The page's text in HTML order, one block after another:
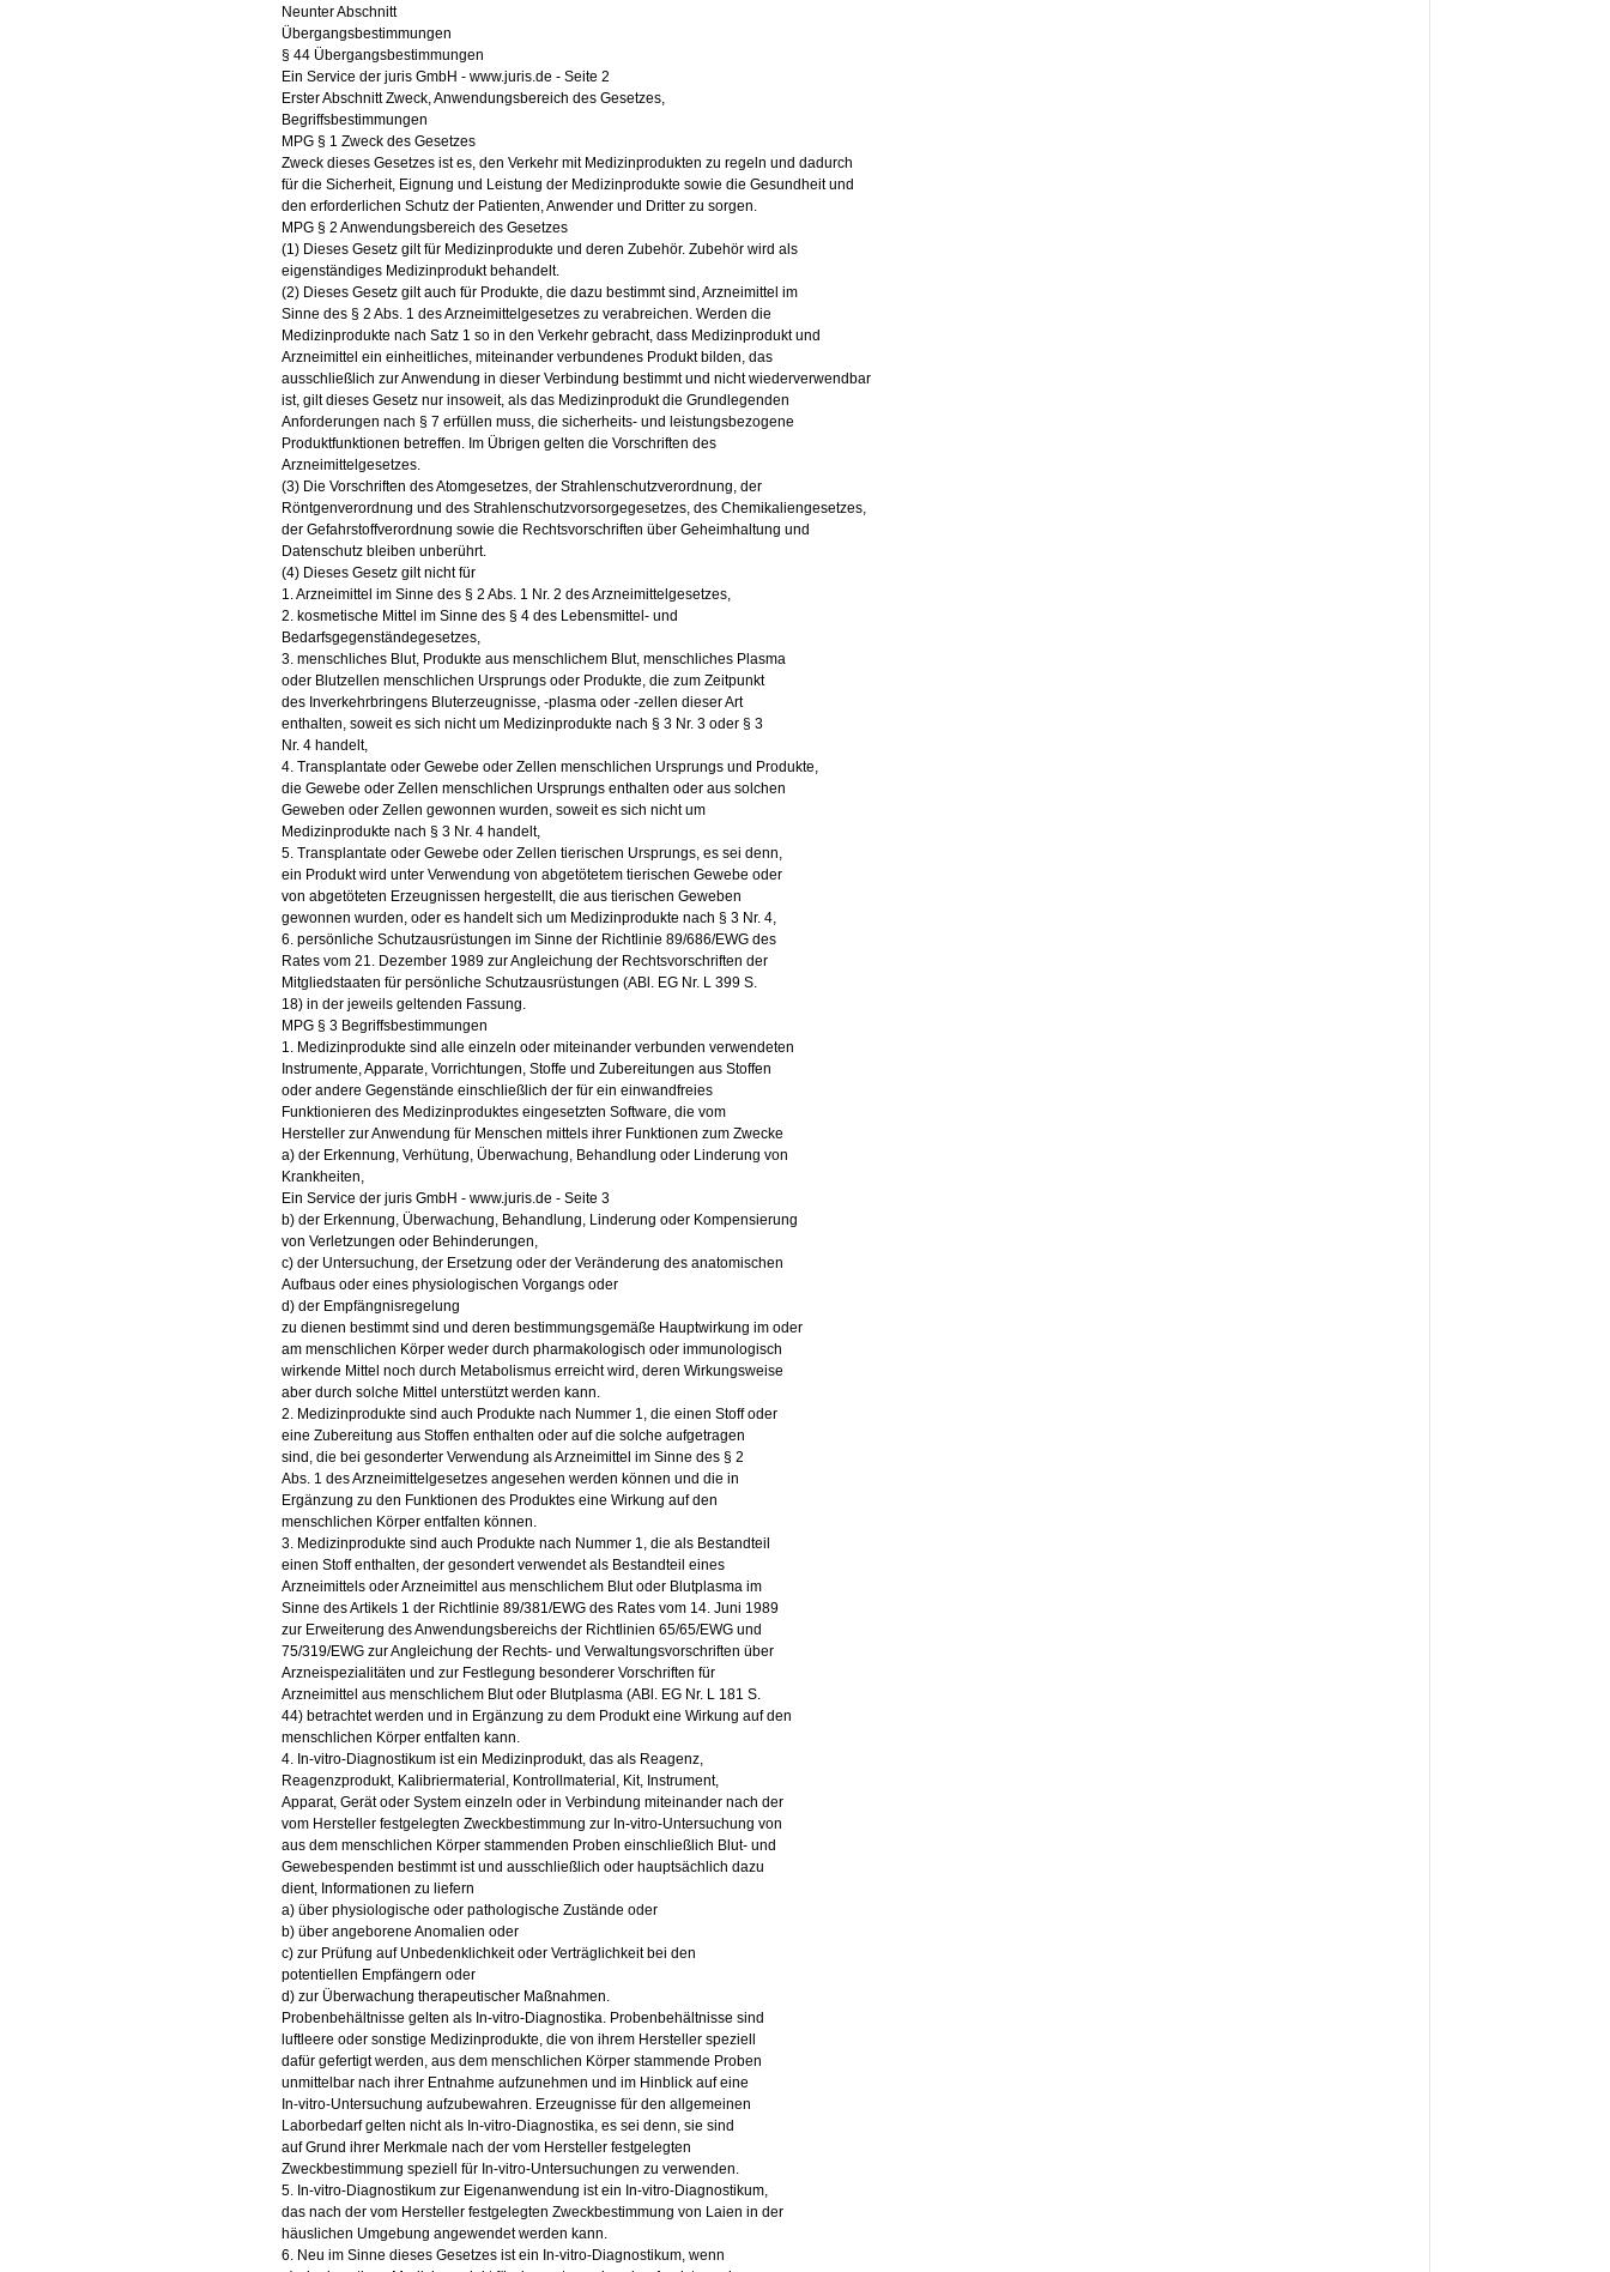
Neunter Abschnitt
Übergangsbestimmungen
§ 44 Übergangsbestimmungen
Ein Service der juris GmbH - www.juris.de - Seite 2
Erster Abschnitt Zweck, Anwendungsbereich des Gesetzes,
Begriffsbestimmungen
MPG § 1 Zweck des Gesetzes
Zweck dieses Gesetzes ist es, den Verkehr mit Medizinprodukten zu regeln und dadurch
für die Sicherheit, Eignung und Leistung der Medizinprodukte sowie die Gesundheit und
den erforderlichen Schutz der Patienten, Anwender und Dritter zu sorgen.
MPG § 2 Anwendungsbereich des Gesetzes
(1) Dieses Gesetz gilt für Medizinprodukte und deren Zubehör. Zubehör wird als
eigenständiges Medizinprodukt behandelt.
(2) Dieses Gesetz gilt auch für Produkte, die dazu bestimmt sind, Arzneimittel im
Sinne des § 2 Abs. 1 des Arzneimittelgesetzes zu verabreichen. Werden die
Medizinprodukte nach Satz 1 so in den Verkehr gebracht, dass Medizinprodukt und
Arzneimittel ein einheitliches, miteinander verbundenes Produkt bilden, das
ausschließlich zur Anwendung in dieser Verbindung bestimmt und nicht wiederverwendbar
ist, gilt dieses Gesetz nur insoweit, als das Medizinprodukt die Grundlegenden
Anforderungen nach § 7 erfüllen muss, die sicherheits- und leistungsbezogene
Produktfunktionen betreffen. Im Übrigen gelten die Vorschriften des
Arzneimittelgesetzes.
(3) Die Vorschriften des Atomgesetzes, der Strahlenschutzverordnung, der
Röntgenverordnung und des Strahlenschutzvorsorgegesetzes, des Chemikaliengesetzes,
der Gefahrstoffverordnung sowie die Rechtsvorschriften über Geheimhaltung und
Datenschutz bleiben unberührt.
(4) Dieses Gesetz gilt nicht für
1. Arzneimittel im Sinne des § 2 Abs. 1 Nr. 2 des Arzneimittelgesetzes,
2. kosmetische Mittel im Sinne des § 4 des Lebensmittel- und
Bedarfsgegenständegesetzes,
3. menschliches Blut, Produkte aus menschlichem Blut, menschliches Plasma
oder Blutzellen menschlichen Ursprungs oder Produkte, die zum Zeitpunkt
des Inverkehrbringens Bluterzeugnisse, -plasma oder -zellen dieser Art
enthalten, soweit es sich nicht um Medizinprodukte nach § 3 Nr. 3 oder § 3
Nr. 4 handelt,
4. Transplantate oder Gewebe oder Zellen menschlichen Ursprungs und Produkte,
die Gewebe oder Zellen menschlichen Ursprungs enthalten oder aus solchen
Geweben oder Zellen gewonnen wurden, soweit es sich nicht um
Medizinprodukte nach § 3 Nr. 4 handelt,
5. Transplantate oder Gewebe oder Zellen tierischen Ursprungs, es sei denn,
ein Produkt wird unter Verwendung von abgetötetem tierischen Gewebe oder
von abgetöteten Erzeugnissen hergestellt, die aus tierischen Geweben
gewonnen wurden, oder es handelt sich um Medizinprodukte nach § 3 Nr. 4,
6. persönliche Schutzausrüstungen im Sinne der Richtlinie 89/686/EWG des
Rates vom 21. Dezember 1989 zur Angleichung der Rechtsvorschriften der
Mitgliedstaaten für persönliche Schutzausrüstungen (ABl. EG Nr. L 399 S.
18) in der jeweils geltenden Fassung.
MPG § 3 Begriffsbestimmungen
1. Medizinprodukte sind alle einzeln oder miteinander verbunden verwendeten
Instrumente, Apparate, Vorrichtungen, Stoffe und Zubereitungen aus Stoffen
oder andere Gegenstände einschließlich der für ein einwandfreies
Funktionieren des Medizinproduktes eingesetzten Software, die vom
Hersteller zur Anwendung für Menschen mittels ihrer Funktionen zum Zwecke
a) der Erkennung, Verhütung, Überwachung, Behandlung oder Linderung von
Krankheiten,
Ein Service der juris GmbH - www.juris.de - Seite 3
b) der Erkennung, Überwachung, Behandlung, Linderung oder Kompensierung
von Verletzungen oder Behinderungen,
c) der Untersuchung, der Ersetzung oder der Veränderung des anatomischen
Aufbaus oder eines physiologischen Vorgangs oder
d) der Empfängnisregelung
zu dienen bestimmt sind und deren bestimmungsgemäße Hauptwirkung im oder
am menschlichen Körper weder durch pharmakologisch oder immunologisch
wirkende Mittel noch durch Metabolismus erreicht wird, deren Wirkungsweise
aber durch solche Mittel unterstützt werden kann.
2. Medizinprodukte sind auch Produkte nach Nummer 1, die einen Stoff oder
eine Zubereitung aus Stoffen enthalten oder auf die solche aufgetragen
sind, die bei gesonderter Verwendung als Arzneimittel im Sinne des § 2
Abs. 1 des Arzneimittelgesetzes angesehen werden können und die in
Ergänzung zu den Funktionen des Produktes eine Wirkung auf den
menschlichen Körper entfalten können.
3. Medizinprodukte sind auch Produkte nach Nummer 1, die als Bestandteil
einen Stoff enthalten, der gesondert verwendet als Bestandteil eines
Arzneimittels oder Arzneimittel aus menschlichem Blut oder Blutplasma im
Sinne des Artikels 1 der Richtlinie 89/381/EWG des Rates vom 14. Juni 1989
zur Erweiterung des Anwendungsbereichs der Richtlinien 65/65/EWG und
75/319/EWG zur Angleichung der Rechts- und Verwaltungsvorschriften über
Arzneispezialitäten und zur Festlegung besonderer Vorschriften für
Arzneimittel aus menschlichem Blut oder Blutplasma (ABl. EG Nr. L 181 S.
44) betrachtet werden und in Ergänzung zu dem Produkt eine Wirkung auf den
menschlichen Körper entfalten kann.
4. In-vitro-Diagnostikum ist ein Medizinprodukt, das als Reagenz,
Reagenzprodukt, Kalibriermaterial, Kontrollmaterial, Kit, Instrument,
Apparat, Gerät oder System einzeln oder in Verbindung miteinander nach der
vom Hersteller festgelegten Zweckbestimmung zur In-vitro-Untersuchung von
aus dem menschlichen Körper stammenden Proben einschließlich Blut- und
Gewebespenden bestimmt ist und ausschließlich oder hauptsächlich dazu
dient, Informationen zu liefern
a) über physiologische oder pathologische Zustände oder
b) über angeborene Anomalien oder
c) zur Prüfung auf Unbedenklichkeit oder Verträglichkeit bei den
potentiellen Empfängern oder
d) zur Überwachung therapeutischer Maßnahmen.
Probenbehältnisse gelten als In-vitro-Diagnostika. Probenbehältnisse sind
luftleere oder sonstige Medizinprodukte, die von ihrem Hersteller speziell
dafür gefertigt werden, aus dem menschlichen Körper stammende Proben
unmittelbar nach ihrer Entnahme aufzunehmen und im Hinblick auf eine
In-vitro-Untersuchung aufzubewahren. Erzeugnisse für den allgemeinen
Laborbedarf gelten nicht als In-vitro-Diagnostika, es sei denn, sie sind
auf Grund ihrer Merkmale nach der vom Hersteller festgelegten
Zweckbestimmung speziell für In-vitro-Untersuchungen zu verwenden.
5. In-vitro-Diagnostikum zur Eigenanwendung ist ein In-vitro-Diagnostikum,
das nach der vom Hersteller festgelegten Zweckbestimmung von Laien in der
häuslichen Umgebung angewendet werden kann.
6. Neu im Sinne dieses Gesetzes ist ein In-vitro-Diagnostikum, wenn